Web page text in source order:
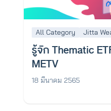
All Category Jitta
รู้จัก Thematic
METV
18 มีนาคม 2565